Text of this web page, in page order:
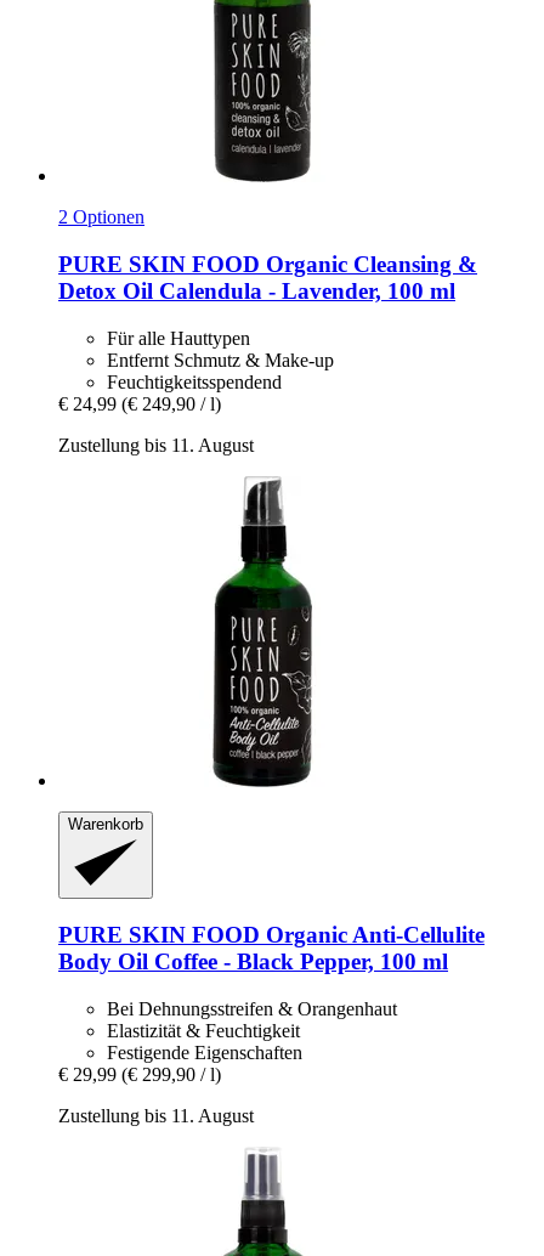
2 Optionen
PURE SKIN FOOD Organic Cleansing &
Detox Oil Calendula -​ Lavender, 100 ml
Für alle Hauttypen
Entfernt Schmutz & Make-up
Feuchtigkeitsspendend
€ 24,99 (€ 249,90 / l)
Zustellung bis 11. August
Warenkorb
PURE SKIN FOOD Organic Anti-​Cellulite
Body Oil Coffee -​ Black Pepper, 100 ml
Bei Dehnungsstreifen & Orangenhaut
Elastizität & Feuchtigkeit
Festigende Eigenschaften
€ 29,99 (€ 299,90 / l)
Zustellung bis 11. August